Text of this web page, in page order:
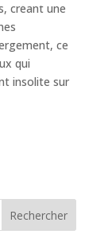
créant une
ce
qui
insolite sur
Rechercher